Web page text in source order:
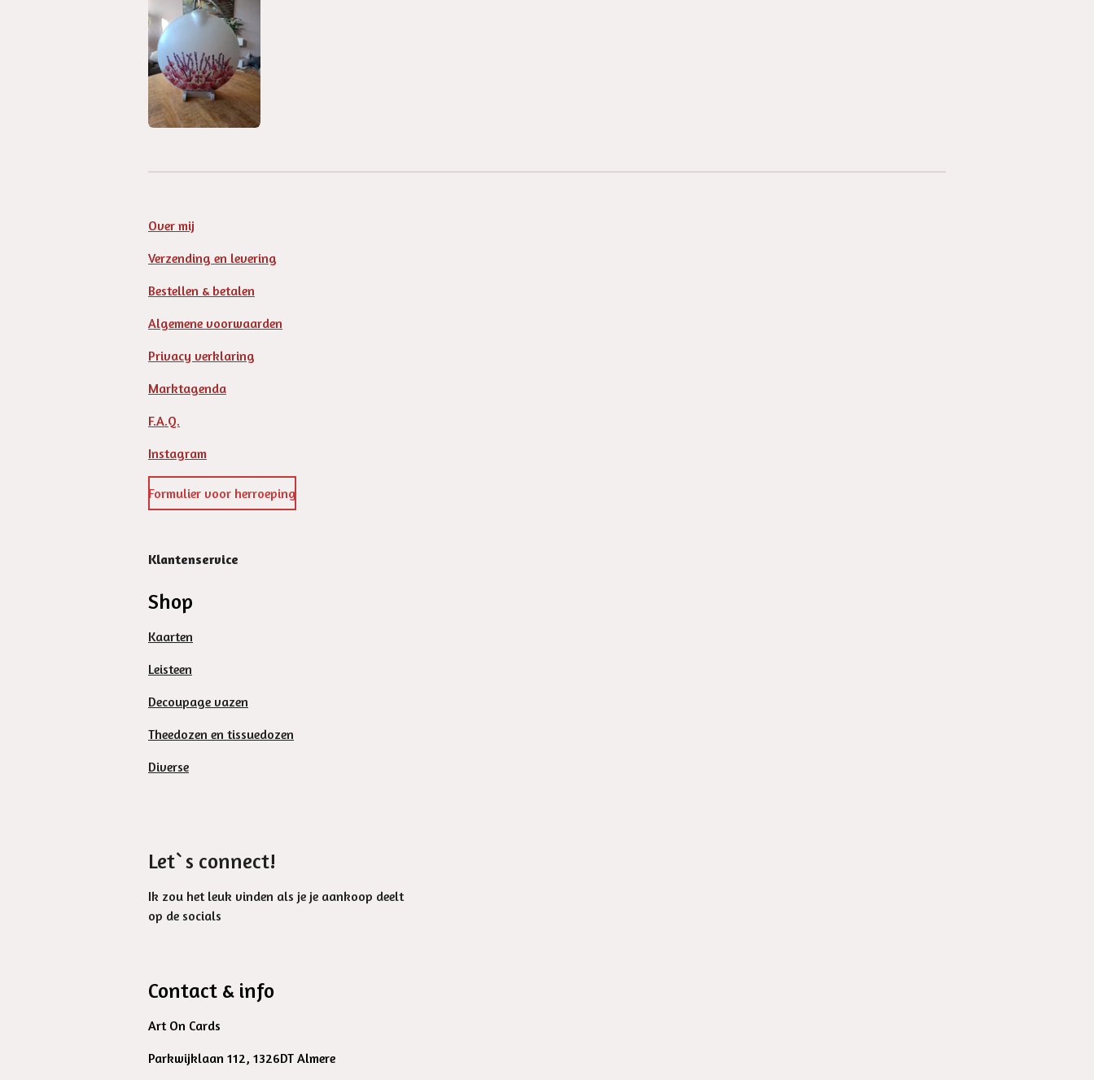
Over mij
Verzending en levering
Bestellen & betalen
Algemene voorwaarden
Privacy verklaring
Marktagenda
F.A.Q.
Instagram
Formulier voor herroeping
Klantenservice
Shop
Kaarten
Leisteen
Decoupage vazen
Theedozen en tissuedozen
Diverse
Let`s connect!
Ik zou het leuk vinden als je je aankoop deelt
op de socials
Contact & info
Art On Cards
Parkwijklaan 112, 1326DT Almere